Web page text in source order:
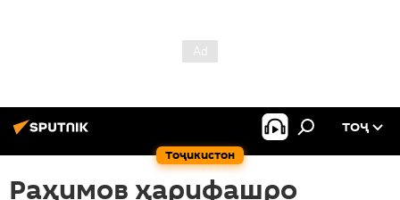
Тоҷикистон
ТОҶ
Раҳимов ҳарифашро